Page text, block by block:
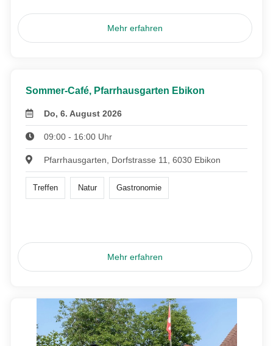
Mehr erfahren
Sommer-Café, Pfarrhausgarten Ebikon
Do, 6. August 2026
09:00 - 16:00 Uhr
Pfarrhausgarten, Dorfstrasse 11, 6030 Ebikon
Treffen Natur Gastronomie
Mehr erfahren